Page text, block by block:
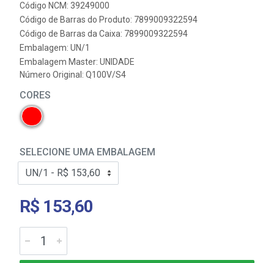
Código NCM: 39249000
Código de Barras do Produto: 7899009322594
Código de Barras da Caixa: 7899009322594
Embalagem: UN/1
Embalagem Master: UNIDADE
Número Original: Q100V/S4
CORES
SELECIONE UMA EMBALAGEM
R$ 153,60